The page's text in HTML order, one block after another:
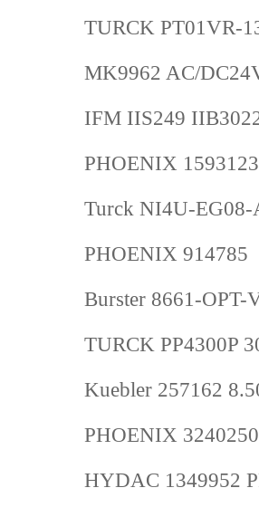
TURCK PT01VR-
MK9962 AC/
IFM IIS249
PHOENIX 1593123
Turck NI4U-
PHOENIX 914785
Burster 8661-
TURCK PP4300P
Kuebler 257162
PHOENIX 3240250
HYDAC 1349952